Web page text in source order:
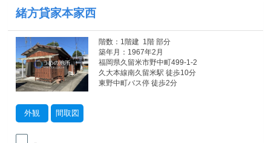
緒方貸家本家西
外観 間取図
階数：1階建 1階 部分
築年月：1967年2月
福岡県久留米市野中町499-1-2
久大本線南久留米駅 徒歩10分
東野中町バス停 徒歩2分